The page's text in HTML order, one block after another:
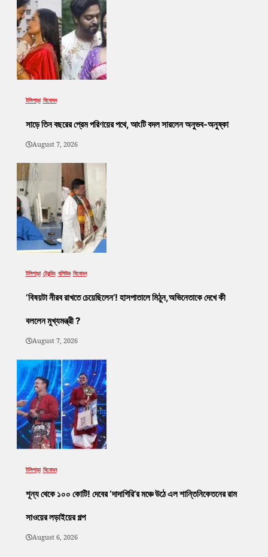
টলিপাড়া বিনোদন
সাড়ে তিন বছরের প্রেম পরিণয়ের পথে, আংটি বদল সারলেন অনুভব-অনুষ্কা
August 7, 2026
টলিপাড়া ট্রেন্ডিং বলিউড বিনোদন
‘বিষয়টা নীরব রাখতে চেয়েছিলেন’! হাসপাতালে মিঠুন,অভিনেতাকে দেখে কী
বললেন মুখ্যমন্ত্রী ?
August 7, 2026
টলিপাড়া বিনোদন
শূন্য থেকে ১০০ কোটি! দেবের ‘দাদাগিরি’র মঞ্চে উঠে এল শান্তিনিকেতনের রাম
সাওয়ের লড়াইয়ের গল্প
August 6, 2026